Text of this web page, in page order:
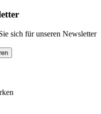
sich für unseren Newsletter